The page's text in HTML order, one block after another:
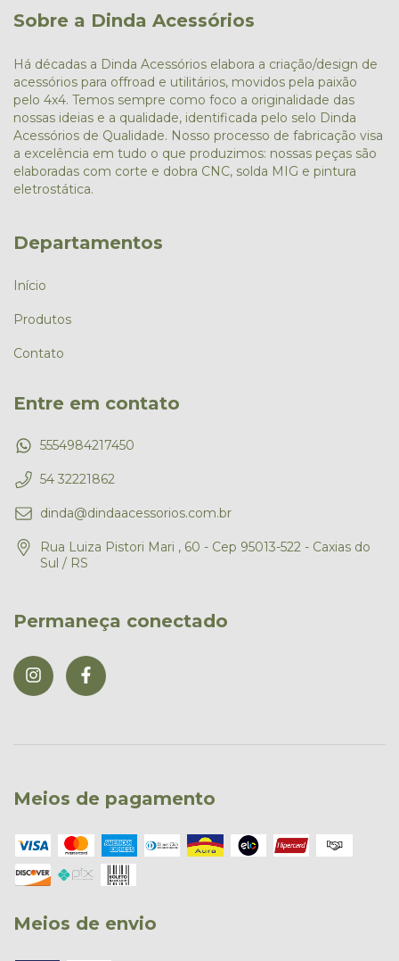
Sobre a Dinda Acessórios
Há décadas a Dinda Acessórios elabora a criação/design de
acessórios para offroad e utilitários, movidos pela paixão
pelo 4x4. Temos sempre como foco a originalidade das
nossas ideias e a qualidade, identificada pelo selo Dinda
Acessórios de Qualidade. Nosso processo de fabricação visa
a excelência em tudo o que produzimos: nossas peças são
elaboradas com corte e dobra CNC, solda MIG e pintura
eletrostática.
Departamentos
Início
Produtos
Contato
Entre em contato
5554984217450
54 32221862
dinda@dindaacessorios.com.br
Rua Luiza Pistori Mari , 60 - Cep 95013-522 - Caxias do
Sul / RS
Permaneça conectado
Meios de pagamento
Meios de envio